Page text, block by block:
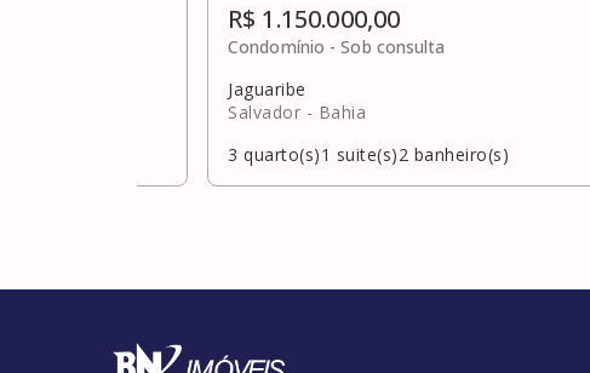
R$ 1.150.000,00
Condomínio -Sob consulta
Jaguaribe
Salvador - Bahia
3 quarto(s)1 suite(s)2 banheiro(s)